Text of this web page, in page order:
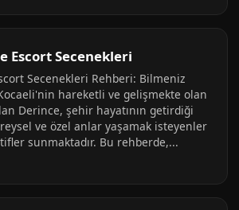
Escort Secenekleri
Secenekleri Rehberi: Bilmeniz
hareketli ve gelişmekte olan
Derince, şehir hayatının getirdiği
ve özel anlar yaşamak isteyenler
sunmaktadır. Bu rehberde,...